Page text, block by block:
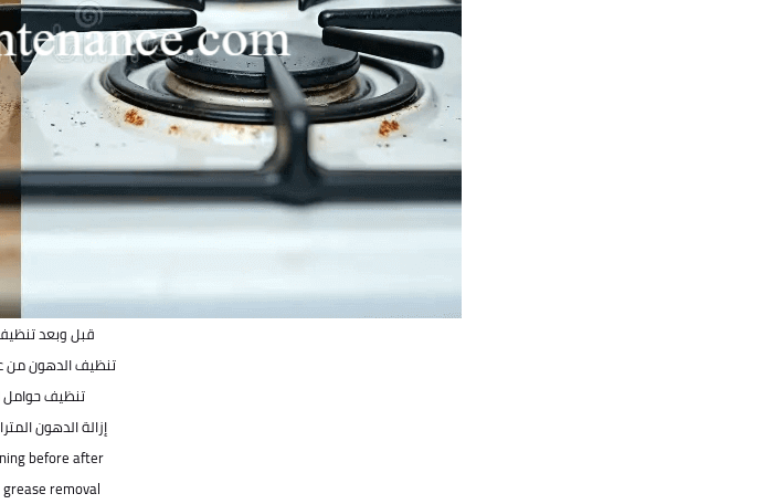
قبل وبعد تنظيف
تنظيف الدهون من
تنظيف حوامل
إزالة الدهون
before after
removal